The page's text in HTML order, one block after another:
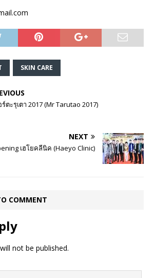
SKIN CARE
ตะรุเตา 2017 (Mr Tarutao 2017)
NEXT
เฮโยคลีนิค (Haeyo Clinic)
COMMENT
not be published.